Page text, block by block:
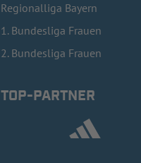
Regionalliga Bayern
1. Bundesliga Frauen
2. Bundesliga Frauen
TOP-PARTNER